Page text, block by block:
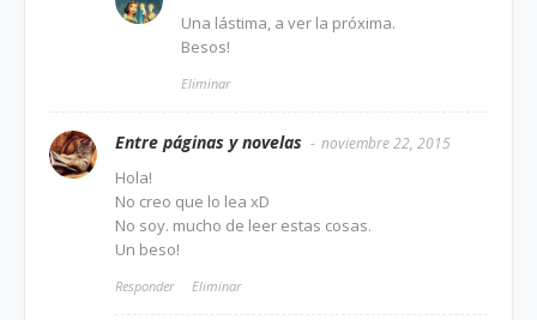
Una lástima, a ver la próxima.
Besos!
Eliminar
Entre páginas y novelas noviembre 22, 2015
Hola!
No creo que lo lea xD
No soy. mucho de leer estas cosas.
Un beso!
Responder Eliminar